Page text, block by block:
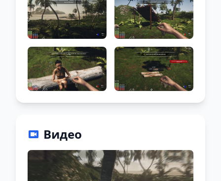
Видео